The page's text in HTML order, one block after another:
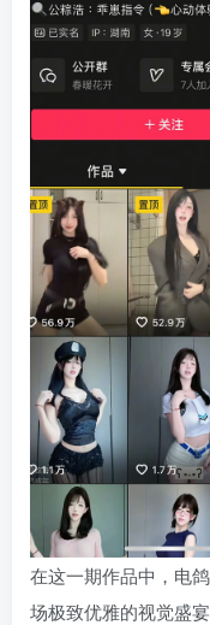
在这一期作品中，电
场极致优雅的视觉盛